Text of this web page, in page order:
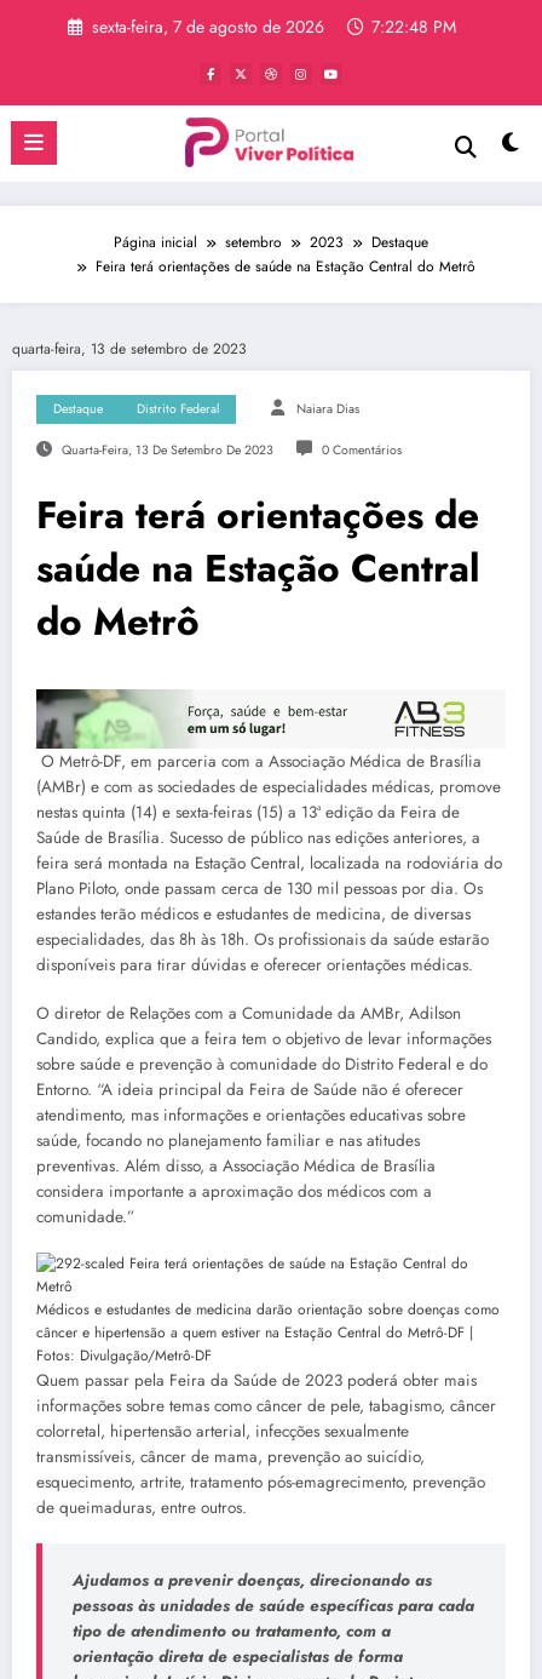
sexta-feira, 7 de agosto de 2026 7:22:49 PM
Página inicial setembro 2023
Destaque
Feira terá orientações de saúde na Estação Central do Metrô
quarta-feira, 13 de setembro de 2023
Destaque Distrito Federal Naiara Dias
Quarta-Feira, 13 De Setembro De 2023 0 Comentários
Feira terá orientações de
saúde na Estação Central
do Metrô
O Metrô-DF, em parceria com a Associação Médica de Brasília
(AMBr) e com as sociedades de especialidades médicas, promove
nestas quinta (14) e sexta-feiras (15) a 13ª edição da Feira de
Saúde de Brasília. Sucesso de público nas edições anteriores, a
feira será montada na Estação Central, localizada na rodoviária do
Plano Piloto, onde passam cerca de 130 mil pessoas por dia. Os
estandes terão médicos e estudantes de medicina, de diversas
especialidades, das 8h às 18h. Os profissionais da saúde estarão
disponíveis para tirar dúvidas e oferecer orientações médicas.
O diretor de Relações com a Comunidade da AMBr, Adilson
Candido, explica que a feira tem o objetivo de levar informações
sobre saúde e prevenção à comunidade do Distrito Federal e do
Entorno. “A ideia principal da Feira de Saúde não é oferecer
atendimento, mas informações e orientações educativas sobre
saúde, focando no planejamento familiar e nas atitudes
preventivas. Além disso, a Associação Médica de Brasília
considera importante a aproximação dos médicos com a
comunidade.”
Médicos e estudantes de medicina darão orientação sobre doenças como
câncer e hipertensão a quem estiver na Estação Central do Metrô-DF |
Fotos: Divulgação/Metrô-DF
Quem passar pela Feira da Saúde de 2023 poderá obter mais
informações sobre temas como câncer de pele, tabagismo, câncer
colorretal, hipertensão arterial, infecções sexualmente
transmissíveis, câncer de mama, prevenção ao suicídio,
esquecimento, artrite, tratamento pós-emagrecimento, prevenção
de queimaduras, entre outros.
Ajudamos a prevenir doenças, direcionando as
pessoas às unidades de saúde específicas para cada
tipo de atendimento ou tratamento, com a
orientação direta de especialistas de forma